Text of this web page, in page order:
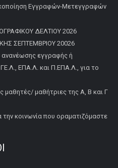
Εγγραφών-Μετεγγραφών
ΔΕΛΤΙΟΥ 2026
ΣΕΠΤΕΜΒΡΙΟΥ 20026
ανανέωσης εγγραφής ή
ΕΠΑ.Λ. και Π.ΕΠΑ.Λ., για το
μαθητές/ μαθήτριες της Α, Β και Γ
την κοινωνία που οραματιζόμαστε